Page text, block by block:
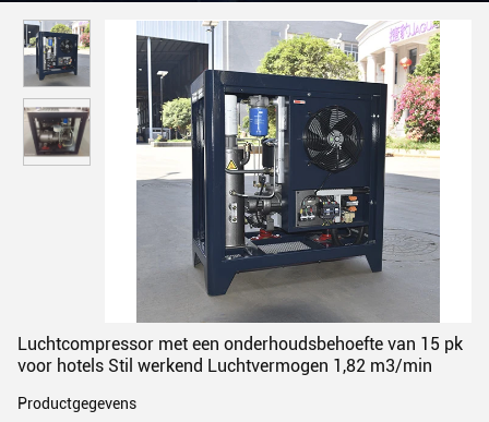
Luchtcompressor met een onderhoudsbehoefte van 15 pk
voor hotels Stil werkend Luchtvermogen 1,82 m3/min
Productgegevens